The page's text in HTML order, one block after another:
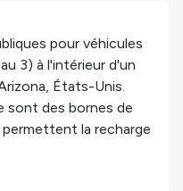
pour véhicules
3) à l'intérieur d'un
, États-Unis.
sont des bornes de
la recharge